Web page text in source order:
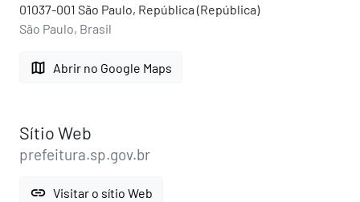
01037-001 São Paulo, República (República)
São Paulo, Brasil
map Abrir no Google Maps
Sítio Web
prefeitura.sp.gov.br
link Visitar o sítio Web